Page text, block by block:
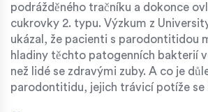
podrážděného tračníku a dokonce
cukrovky 2. typu. Výzkum z
ukázal, že pacienti s parodontitidou
hladiny těchto patogenních bakterií
než lidé se zdravými zuby. A co je
parodontitidu, jejich trávicí potíže se